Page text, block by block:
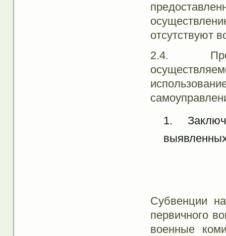
отсутствуют
2.4.
Субвенции
первичного
военные